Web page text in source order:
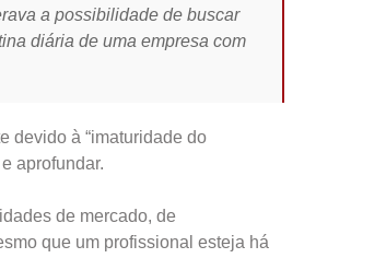
a possibilidade de buscar
diária de uma empresa com
devido à “imaturidade do
aprofundar.
de mercado, de
que um profissional esteja há